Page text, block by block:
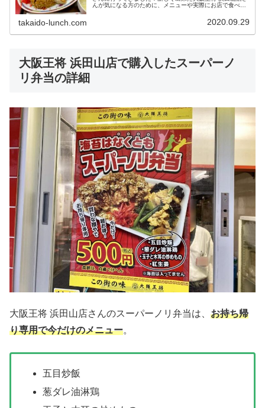
んが気になる方のために、メニューや実際にお店で食べた
takaido-lunch.com 2020.09.29
大阪王将 浜田山店で購入したスーパーノ
リ弁当の詳細
大阪王将 浜田山店さんのスーパーノリ弁当は、 お持ち帰
り専用で今だけのメニュー。
五目炒飯
葱ダレ油淋鶏